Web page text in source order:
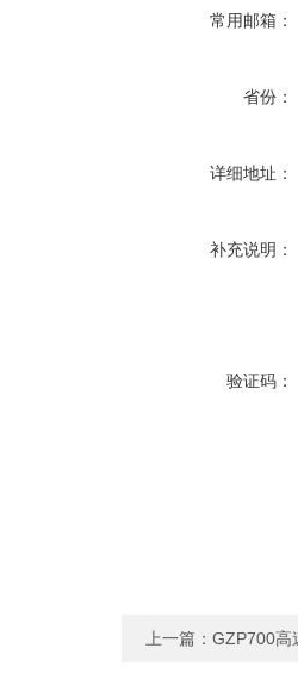
常用邮箱：
省份：
详细地址：
补充说明：
验证码：
上一篇： GZP700高